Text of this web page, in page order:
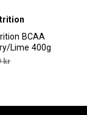
BCAA
Lime 400g
kr